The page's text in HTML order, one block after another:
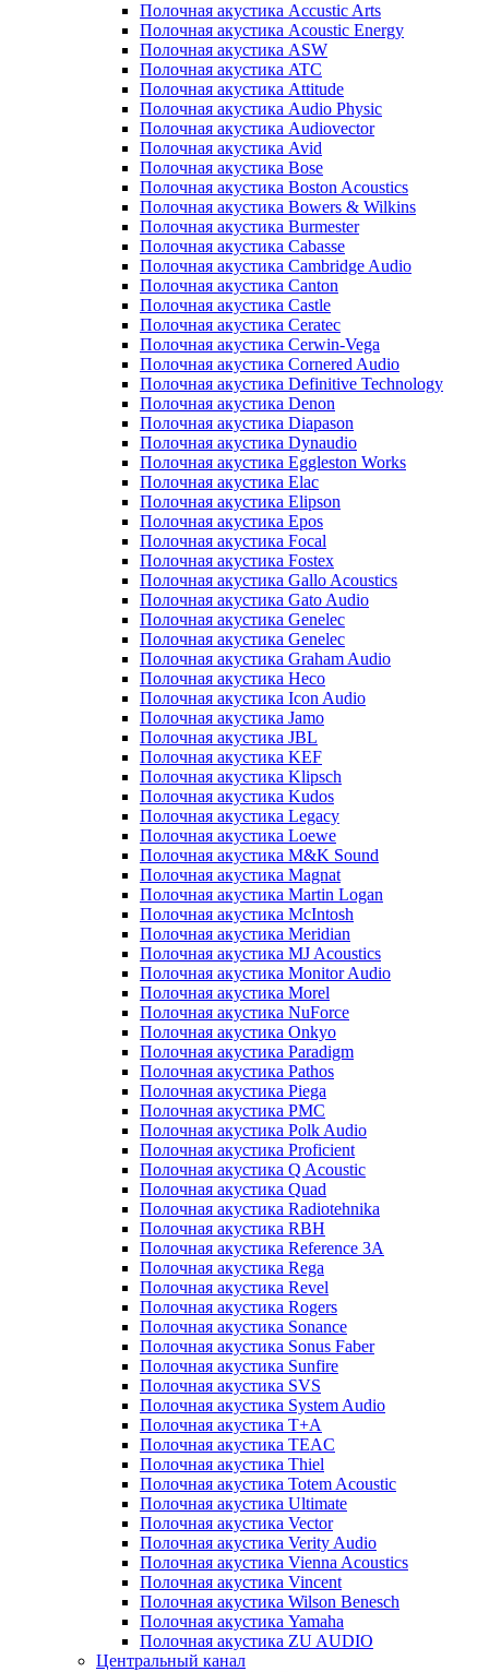
Полочная акустика Accustic Arts
Полочная акустика Acoustic Energy
Полочная акустика ASW
Полочная акустика ATC
Полочная акустика Attitude
Полочная акустика Audio Physic
Полочная акустика Audiovector
Полочная акустика Avid
Полочная акустика Bose
Полочная акустика Boston Acoustics
Полочная акустика Bowers & Wilkins
Полочная акустика Burmester
Полочная акустика Cabasse
Полочная акустика Cambridge Audio
Полочная акустика Canton
Полочная акустика Castle
Полочная акустика Ceratec
Полочная акустика Cerwin-Vega
Полочная акустика Cornered Audio
Полочная акустика Definitive Technology
Полочная акустика Denon
Полочная акустика Diapason
Полочная акустика Dynaudio
Полочная акустика Eggleston Works
Полочная акустика Elac
Полочная акустика Elipson
Полочная акустика Epos
Полочная акустика Focal
Полочная акустика Fostex
Полочная акустика Gallo Acoustics
Полочная акустика Gato Audio
Полочная акустика Genelec
Полочная акустика Genelec
Полочная акустика Graham Audio
Полочная акустика Heco
Полочная акустика Icon Audio
Полочная акустика Jamo
Полочная акустика JBL
Полочная акустика KEF
Полочная акустика Klipsch
Полочная акустика Kudos
Полочная акустика Legacy
Полочная акустика Loewe
Полочная акустика M&K Sound
Полочная акустика Magnat
Полочная акустика Martin Logan
Полочная акустика McIntosh
Полочная акустика Meridian
Полочная акустика MJ Acoustics
Полочная акустика Monitor Audio
Полочная акустика Morel
Полочная акустика NuForce
Полочная акустика Onkyo
Полочная акустика Paradigm
Полочная акустика Pathos
Полочная акустика Piega
Полочная акустика PMC
Полочная акустика Polk Audio
Полочная акустика Proficient
Полочная акустика Q Acoustic
Полочная акустика Quad
Полочная акустика Radiotehnika
Полочная акустика RBH
Полочная акустика Reference 3A
Полочная акустика Rega
Полочная акустика Revel
Полочная акустика Rogers
Полочная акустика Sonance
Полочная акустика Sonus Faber
Полочная акустика Sunfire
Полочная акустика SVS
Полочная акустика System Audio
Полочная акустика T+A
Полочная акустика TEAC
Полочная акустика Thiel
Полочная акустика Totem Acoustic
Полочная акустика Ultimate
Полочная акустика Vector
Полочная акустика Verity Audio
Полочная акустика Vienna Acoustics
Полочная акустика Vincent
Полочная акустика Wilson Benesch
Полочная акустика Yamaha
Полочная акустика ZU AUDIO
Центральный канал